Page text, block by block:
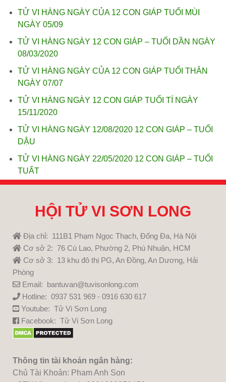
TỬ VI HÀNG NGÀY CỦA 12 CON GIÁP TUỔI MÙI
NGÀY 05/09
TỬ VI HÀNG NGÀY 12 CON GIÁP – TUỔI DẦN NGÀY
08/03/2020
TỬ VI HÀNG NGÀY CỦA 12 CON GIÁP TUỔI THÂN
NGÀY 07/07
TỬ VI HÀNG NGÀY 12 CON GIÁP TUỔI TÍ NGÀY
15/11/2020
TỬ VI HÀNG NGÀY 12/08/2020 12 CON GIÁP – TUỔI
DẬU
TỬ VI HÀNG NGÀY 22/05/2020 12 CON GIÁP – TUỔI
TUẤT
HỘI TỬ VI SƠN LONG
Địa chỉ: 111B1 Phạm Ngọc Thạch, Đống Đa, Hà Nội
Cơ sở 2: 76 Cù Lao, Phường 2, Phú Nhuận, HCM
Cơ sở 3: 13 khu đô thị PG, An Đồng, An Dương, Hải
Phòng
Email: bantuvan@tuvisonlong.com
Hotline: 0937 531 969 - 0916 630 617
Youtube: Tử Vi Sơn Long
Facebook: Tử Vi Sơn Long
Thông tin tài khoản ngân hàng:
Chủ Tài Khoản: Pham Anh Son